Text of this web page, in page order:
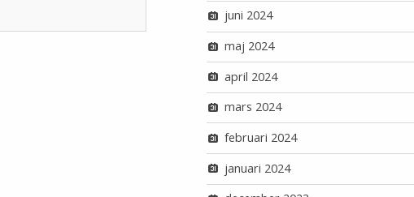
juni 2024
maj 2024
april 2024
mars 2024
februari 2024
januari 2024